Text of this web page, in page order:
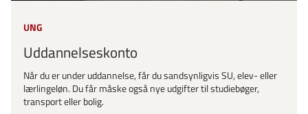
UNG
Uddannelseskonto
Når du er under uddannelse, får du sandsynligvis SU, elev- eller
lærlingeløn. Du får måske også nye udgifter til studiebøger,
transport eller bolig.